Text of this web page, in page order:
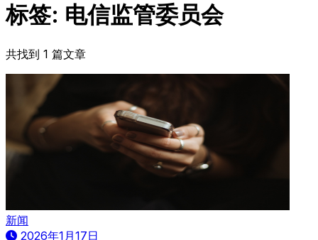
标签: 电信监管委员会
共找到 1 篇文章
新闻
2026年1月17日